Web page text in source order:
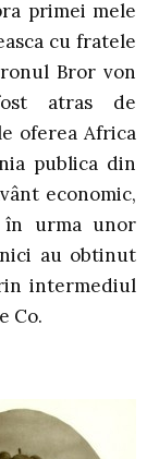
primei mele
cu fratele
Bror von
atras de
oferea Africa
publica din
economic,
în urma unor
au obtinut
intermediul
Co.